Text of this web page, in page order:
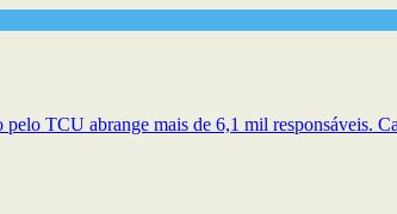
TCU abrange mais de 6,1 mil responsáveis.